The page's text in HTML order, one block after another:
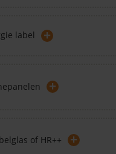
label +
+
of HR++ +